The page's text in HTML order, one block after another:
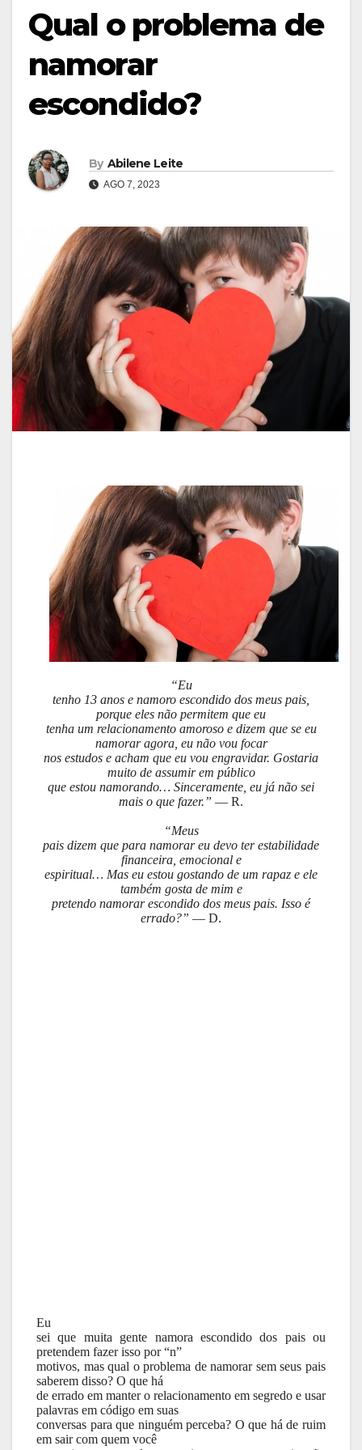
Qual o problema de
namorar
escondido?
By Abilene Leite
AGO 7, 2023
“Eu
tenho 13 anos e namoro escondido dos meus pais,
porque eles não permitem que eu
tenha um relacionamento amoroso e dizem que se eu
namorar agora, eu não vou focar
nos estudos e acham que eu vou engravidar. Gostaria
muito de assumir em público
que estou namorando… Sinceramente, eu já não sei
mais o que fazer.” — R.
“Meus
pais dizem que para namorar eu devo ter estabilidade
financeira, emocional e
espiritual… Mas eu estou gostando de um rapaz e ele
também gosta de mim e
pretendo namorar escondido dos meus pais. Isso é
errado?” — D.
Eu
sei que muita gente namora escondido dos pais ou
pretendem fazer isso por “n”
motivos, mas qual o problema de namorar sem seus pais
saberem disso? O que há
de errado em manter o relacionamento em segredo e usar
palavras em código em suas
conversas para que ninguém perceba? O que há de ruim
em sair com quem você